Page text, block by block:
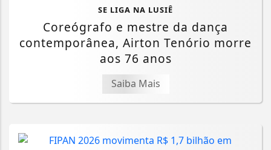
SE LIGA NA LUSIÊ
Coreógrafo e mestre da dança
contemporânea, Airton Tenório morre
aos 76 anos
Saiba Mais